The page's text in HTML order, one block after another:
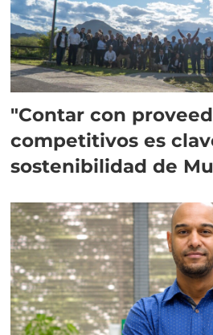
"Contar con
competitivos es
sostenibilidad de